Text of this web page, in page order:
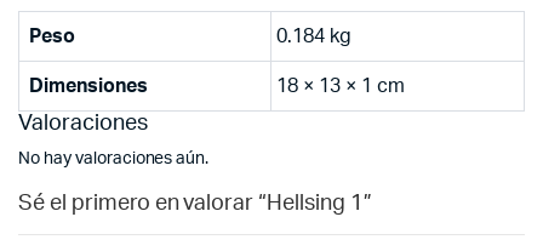
Peso 0.184 kg
Dimensiones 18 × 13 × 1 cm
Valoraciones
No hay valoraciones aún.
Sé el primero en valorar “Hellsing 1”